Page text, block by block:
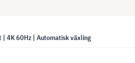
| 4K 60Hz | Automatisk växling